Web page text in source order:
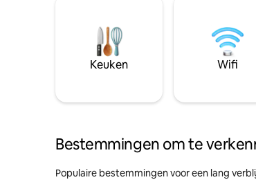
Keuken Wifi
Bestemmingen om te
Populaire bestemmingen voor een lang